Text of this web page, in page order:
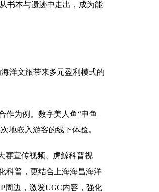
书本与遗迹中走出，成为能
洋文旅带来多元盈利模式的
作为例。数字美人鱼“申鱼
地嵌入游客的线下体验。
赛宣传视频、虎鲸科普视
科普，更结合上海海昌海洋
周边，激发UGC内容，强化